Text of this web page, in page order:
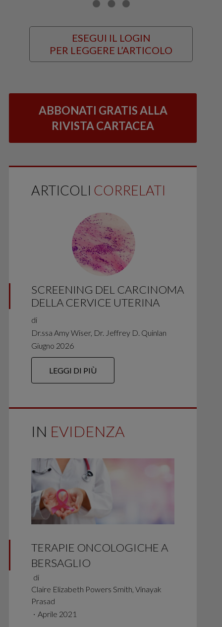
ESEGUI IL LOGIN
PER LEGGERE L’ARTICOLO
ABBONATI GRATIS ALLA
RIVISTA CARTACEA
ARTICOLI CORRELATI
SCREENING DEL CARCINOMA
DELLA CERVICE UTERINA
di
Dr.ssa Amy Wiser, Dr. Jeffrey D. Quinlan
Giugno 2026
LEGGI DI PIÙ
IN EVIDENZA
TERAPIE ONCOLOGICHE A
BERSAGLIO
di
Claire Elizabeth Powers Smith, Vinayak
Prasad
∙ Aprile 2021